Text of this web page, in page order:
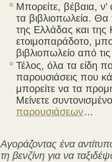
Μπορείτε, βέβαια,
τα βιβλιοπωλεία. Θα
της Ελλάδας και
ετοιμοπαράδοτο,
βιβλιοπωλείο από
Τέλος, όλα τα είδη
παρουσιάσεις που
μπορείτε να τα
Μείνετε
παρουσιάσεων…
Αγοράζοντας ένα
τη βενζίνη για να